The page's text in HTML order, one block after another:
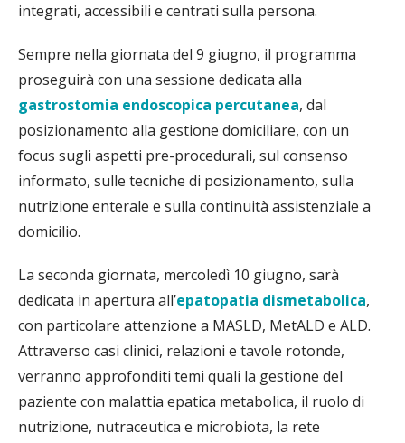
integrati, accessibili e centrati sulla persona.
Sempre nella giornata del 9 giugno, il programma
proseguirà con una sessione dedicata alla
gastrostomia endoscopica percutanea, dal
posizionamento alla gestione domiciliare, con un
focus sugli aspetti pre-procedurali, sul consenso
informato, sulle tecniche di posizionamento, sulla
nutrizione enterale e sulla continuità assistenziale a
domicilio.
La seconda giornata, mercoledì 10 giugno, sarà
dedicata in apertura all’epatopatia dismetabolica,
con particolare attenzione a MASLD, MetALD e ALD.
Attraverso casi clinici, relazioni e tavole rotonde,
verranno approfonditi temi quali la gestione del
paziente con malattia epatica metabolica, il ruolo di
nutrizione, nutraceutica e microbiota, la rete